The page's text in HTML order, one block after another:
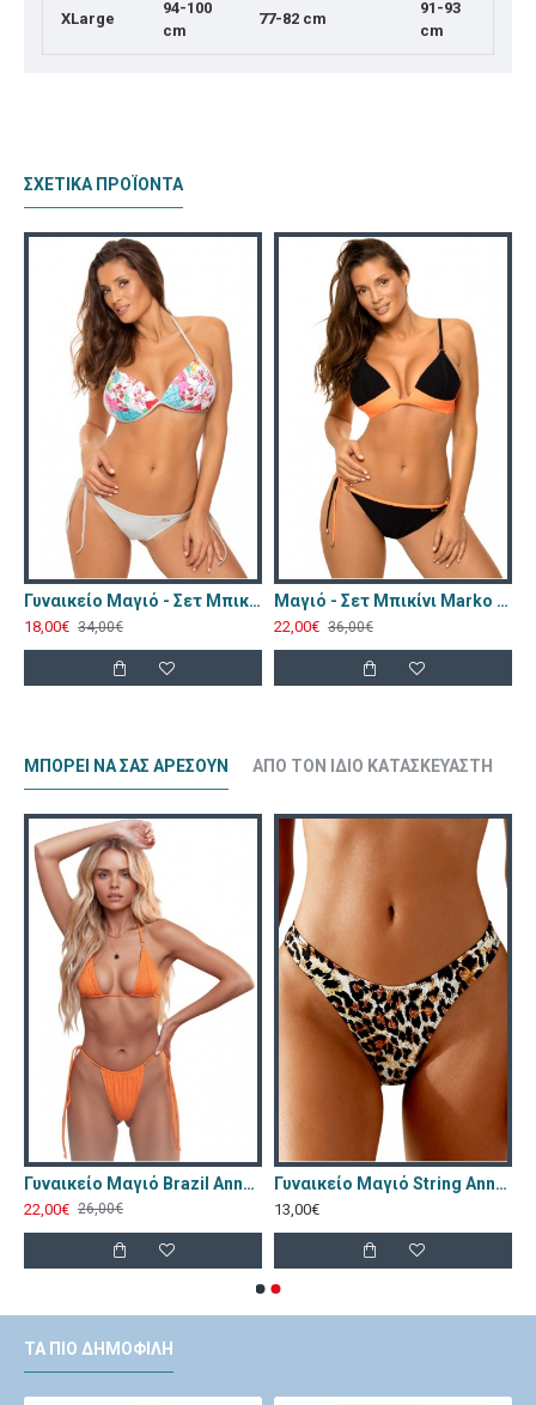
XLarge
94-100
cm
77-82 cm
91-93
cm
ΣΧΕΤΙΚΆ ΠΡΟΪΟΝΤΑ
Γυναικείο Μαγιό - Σετ Μπικίνι Marko Kejti Γκρι M-667-Grey
18,00€ 34,00€
Μαγιό - Σετ Μπικίνι Marko Lita Μαύρο Πορτοκαλί M-717
22,00€ 36,00€
ΜΠΟΡΕΊ ΝΑ ΣΑΣ ΑΡΈΣΟΥΝ ΑΠΌ ΤΟΝ ΊΔΙΟ ΚΑΤΑΣΚΕΥΑΣΤΉ
Γυναικείο Μαγιό Brazil Annamu Πορτοκαλί A-1053
22,00€ 26,00€
Γυναικείο Μαγιό String Annamu Λεοπαρ A-1157
13,00€
ΤΑ ΠΙΟ ΔΗΜΟΦΙΛΉ